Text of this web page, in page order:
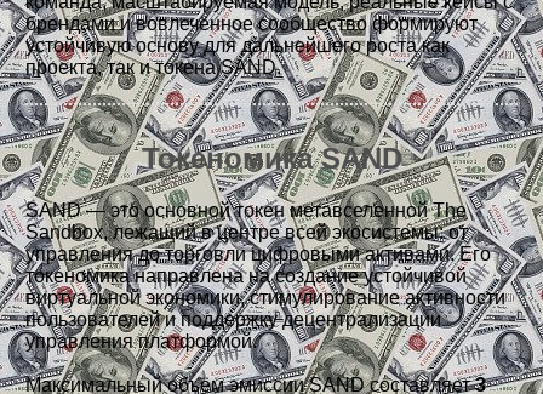
брендами и вовлечённое сообщество формируют
устойчивую основу для дальнейшего роста как
проекта, так и токена SAND.
Токеномика SAND
SAND — это основной токен метавселенной The
Sandbox, лежащий в центре всей экосистемы: от
управления до торговли цифровыми активами. Его
токеномика направлена на создание устойчивой
виртуальной экономики, стимулирование активности
пользователей и поддержку децентрализации
управления платформой.
Максимальный объём эмиссии SAND составляет3